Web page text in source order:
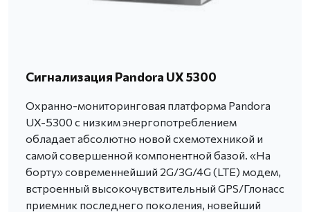
Сигнализация Pandora UX 5300
Охранно-мониторинговая платформа Pandora
UX-5300 с низким энергопотреблением
обладает абсолютно новой схемотехникой и
самой совершенной компонентной базой. «На
борту» современнейший 2G/3G/4G (LTE) модем,
встроенный высокочувствительный GPS/Глонасс
приемник последнего поколения, новейший